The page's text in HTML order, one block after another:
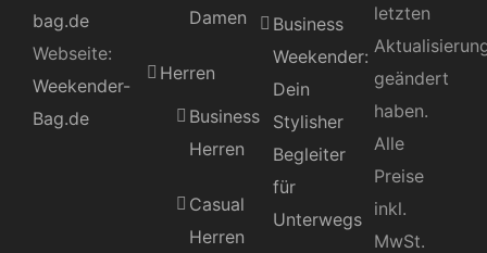
bag.de
Webseite:
Weekender-
Bag.de
Damen
Herren
Business
Herren
Casual
Herren
Business
Weekender:
Dein
Stylisher
Begleiter
für
Unterwegs
letzten
geändert
haben.
Alle
Preise
inkl.
MwSt.